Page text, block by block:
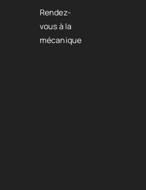
Rendez-
vous à la
mécanique